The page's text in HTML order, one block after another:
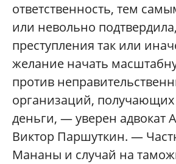
ответственность, тем
или невольно
преступления так или
желание начать
против
организаций,
деньги, — уверен адвокат
Виктор Паршуткин. —
Мананы и случай на